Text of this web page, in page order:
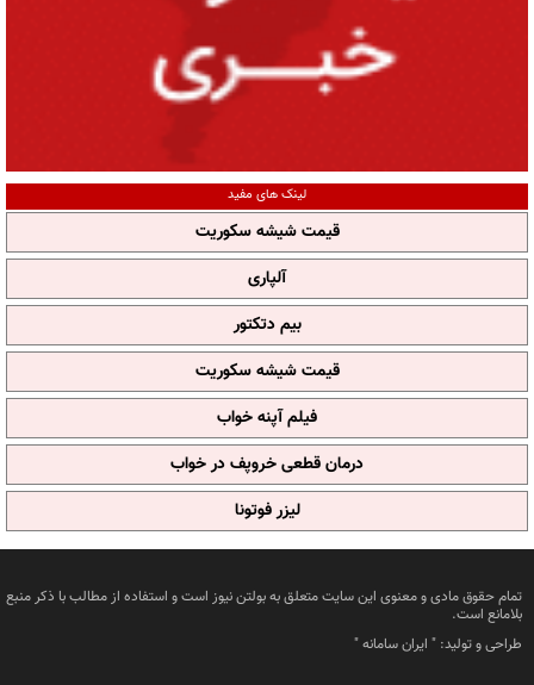
لینک های مفید
قیمت شیشه سکوریت
آلپاری
بیم دتکتور
قیمت شیشه سکوریت
فیلم آپنه خواب
درمان قطعی خروپف در خواب
لیزر فوتونا
تمام حقوق مادی و معنوی این سایت متعلق به بولتن نیوز است و استفاده از مطالب با ذکر منبع
بلامانع است.
طراحی و تولید: " ایران سامانه"